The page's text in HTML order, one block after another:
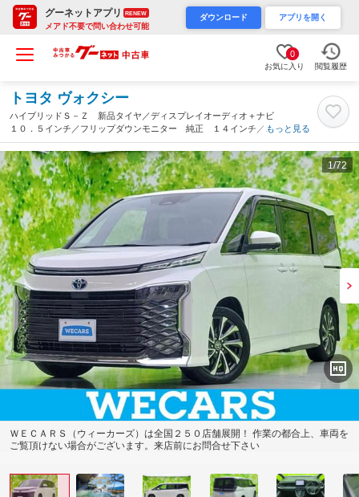
グーネットアプリ RENEW
メアド不要で問い合わせ可能
ダウンロード アプリを開く
0
お気に入り 閲覧履歴
トヨタ ヴォクシー
ハイブリッドＳ－Ｚ 新品タイヤ／ディスプレイオーディオ＋ナビ
１０．５インチ／フリップダウンモニター 純正 １４インチ／ト
ヨタセーフティセンス／両側電動スライドドア／シートヒーター
前席（高知県）
もっと見る
1/72
ＷＥＣＡＲＳ（ウィーカーズ）は全国２５０店舗展開！ 作業の都合上、車両を
ご覧頂けない場合がございます。来店前にお問合せ下さい